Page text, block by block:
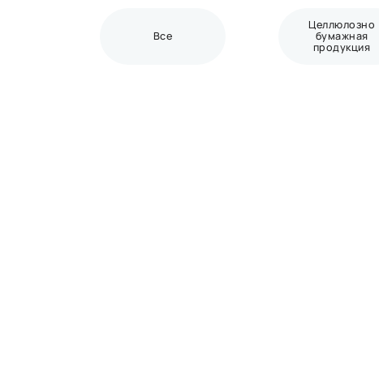
Все
Целлюлозно
бумажная
продукция